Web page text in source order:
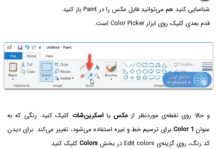
شناسایی کنید هم می‌توانید فایل عکس را در Paint باز کنید.
قدم بعدی کلیک روی ابزار Color Picker است.
و حالا روی نقطه‌ی موردنظر ازعکسیااسکرین‌شات کلیک کنید. رنگی که به
عنوان Color 1برای ترسیم خط و غیره استفاده می‌شود، تغییر می‌کند. برای دیدن
کد رنگ، روی گزینه‌ی Edit colors در بخش
Colorsکلیک کنید.